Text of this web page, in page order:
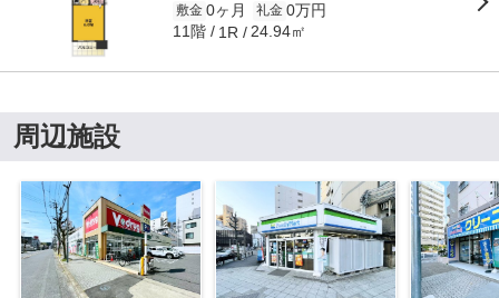
敷金 0ヶ月 礼金 0万円
11階 1R 24.94㎡
周辺施設